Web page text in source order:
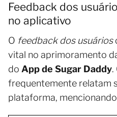
Feedback dos
no aplicativo
O feedback dos usuários
vital no aprimoramento
do App de Sugar Daddy.
frequentemente relatam
plataforma,